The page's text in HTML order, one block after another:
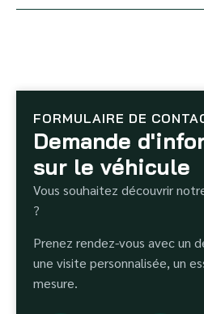
FORMULAIRE DE
Demande
sur le véhicule
Vous souhaitez découvrir
?
Prenez rendez-vous avec un
une visite personnalisée, un
mesure.